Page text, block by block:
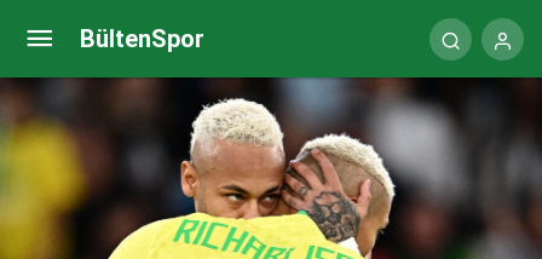
BültenSpor
Southgate kalabilir